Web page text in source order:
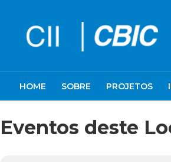
HOME SOBRE PROJETOS
Eventos deste